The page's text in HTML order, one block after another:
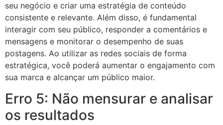
seu negócio e criar uma estratégia de conteúdo
consistente e relevante. Além disso, é fundamental
interagir com seu público, responder a comentários e
mensagens e monitorar o desempenho de suas
postagens. Ao utilizar as redes sociais de forma
estratégica, você poderá aumentar o engajamento com
sua marca e alcançar um público maior.
Erro 5: Não mensurar e analisar
os resultados